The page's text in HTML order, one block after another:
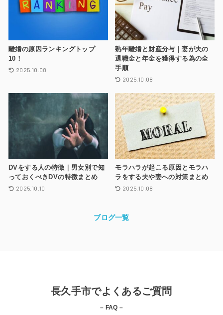
離婚の原因ランキングトップ
10！
2025.10.08
熟年離婚と財産分与｜妻が夫の
退職金と年金を獲得する為の全
手順
2025.10.08
DVをする人の特徴｜男女別で知
っておくべきDVの特徴まとめ
2025.10.10
モラハラが起こる原因とモラハ
ラをする夫や妻への対策まとめ
2025.10.08
ブログ一覧
長久手市でよくあるご質問
– FAQ –